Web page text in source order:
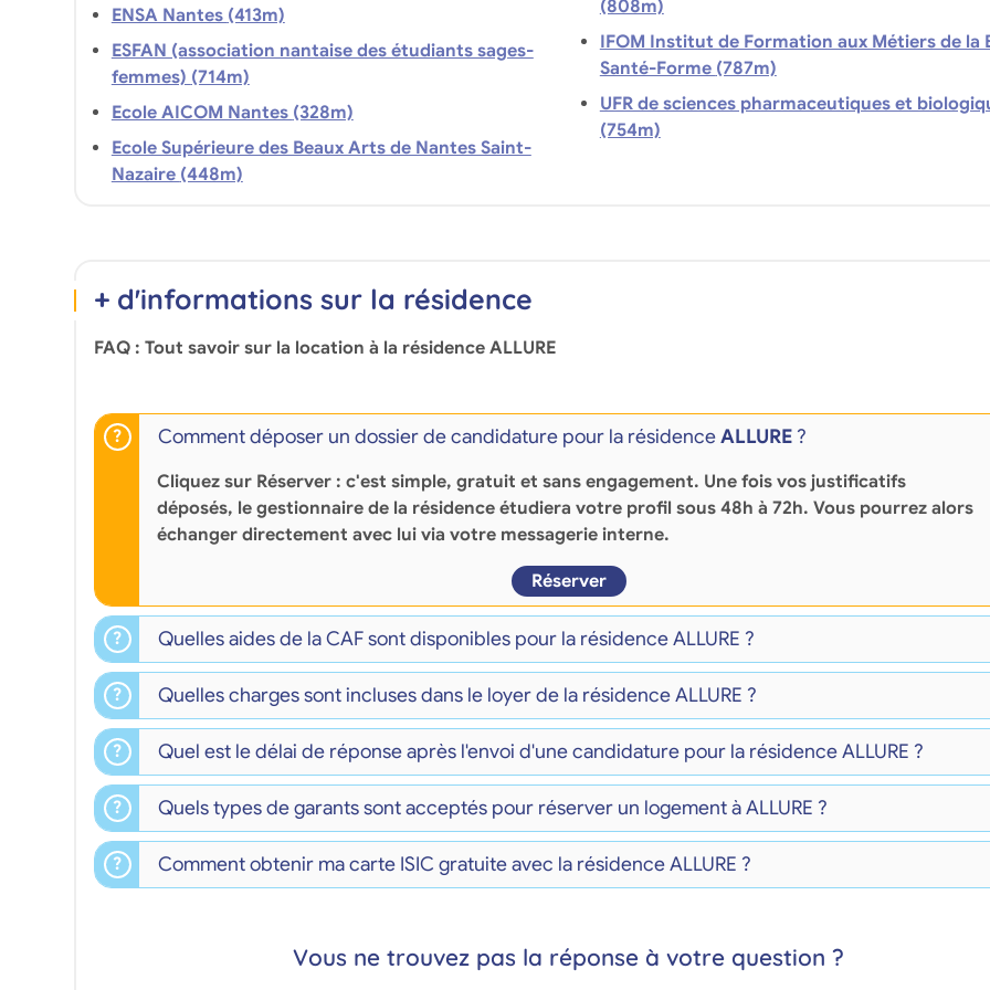
ENSA Nantes (413m)
ESFAN (association nantaise des étudiants sages-
femmes) (714m)
Ecole AICOM Nantes (328m)
Ecole Supérieure des Beaux Arts de Nantes Saint-
Nazaire (448m)
(808m)
IFOM Institut de Formation aux Métiers de la
Santé-Forme (787m)
UFR de sciences pharmaceutiques et
(754m)
+ d'informations sur la résidence
FAQ : Tout savoir sur la location à la résidence ALLURE
Comment déposer un dossier de candidature pour la résidenceALLURE?
Cliquez sur Réserver: c'est simple, gratuit et sans engagement. Une fois vos justificatifs
déposés, le gestionnaire de la résidence étudiera votre profil sous 48h à 72h. Vous pourrez alors
échanger directement avec lui via votre messagerie interne.
Réserver
Quelles aides de la CAF sont disponibles pour la résidence ALLURE ?
Quelles charges sont incluses dans le loyer de la résidence ALLURE ?
Quel est le délai de réponse après l'envoi d'une candidature pour la résidence ALLURE ?
Quels types de garants sont acceptés pour réserver un logement à ALLURE ?
Comment obtenir ma carte ISIC gratuite avec la résidence ALLURE ?
Vous ne trouvez pas la réponse à votre question ?